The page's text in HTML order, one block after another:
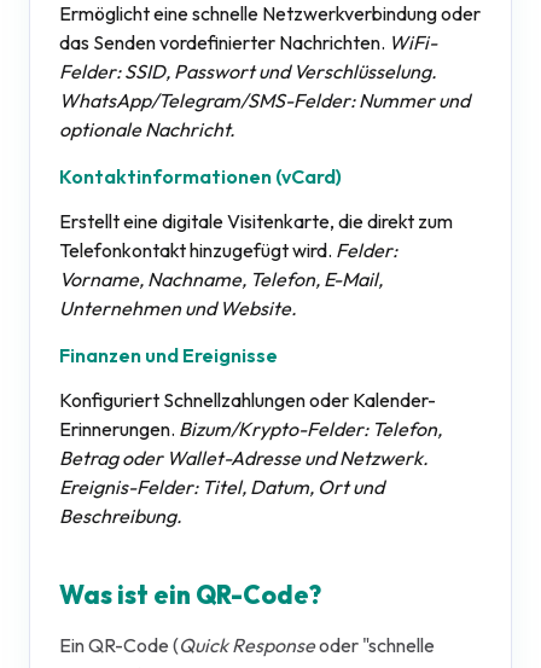
Ermöglicht eine schnelle Netzwerkverbindung oder
das Senden vordefinierter Nachrichten. WiFi-
Felder: SSID, Passwort und Verschlüsselung.
WhatsApp/Telegram/SMS-Felder: Nummer und
optionale Nachricht.
Kontaktinformationen (vCard)
Erstellt eine digitale Visitenkarte, die direkt zum
Telefonkontakt hinzugefügt wird. Felder:
Vorname, Nachname, Telefon, E-Mail,
Unternehmen und Website.
Finanzen und Ereignisse
Konfiguriert Schnellzahlungen oder Kalender-
Erinnerungen. Bizum/Krypto-Felder: Telefon,
Betrag oder Wallet-Adresse und Netzwerk.
Ereignis-Felder: Titel, Datum, Ort und
Beschreibung.
Was ist ein QR-Code?
Ein QR-Code (Quick Responseoder "schnelle